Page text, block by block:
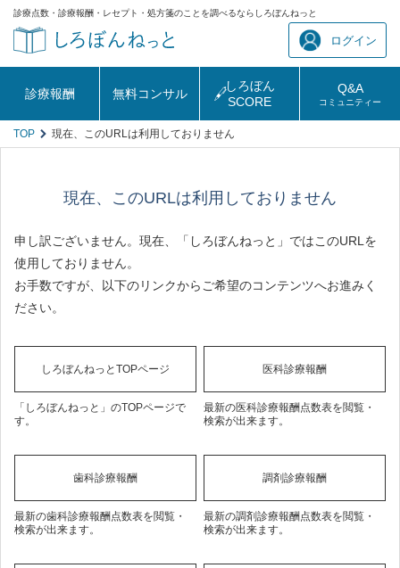
診療点数・診療報酬・レセプト・処方箋のことを調べるならしろぼんねっと
ログイン
診療報酬 無料コンサル
しろぼん
SCORE
Q&A
コミュニティー
TOP 現在、このURLは利用しておりません
現在、このURLは利用しておりません
申し訳ございません。現在、「しろぼんねっと」ではこのURLを
使用しておりません。
お手数ですが、以下のリンクからご希望のコンテンツへお進みく
ださい。
しろぼんねっとTOPページ
「しろぼんねっと」のTOPページで
す。
医科診療報酬
最新の医科診療報酬点数表を閲覧・
検索が出来ます。
歯科診療報酬
最新の歯科診療報酬点数表を閲覧・
検索が出来ます。
調剤診療報酬
最新の調剤診療報酬点数表を閲覧・
検索が出来ます。